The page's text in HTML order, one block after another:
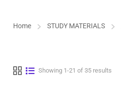
Home STUDY MATERIALS
Showing 1-21 of 35 results